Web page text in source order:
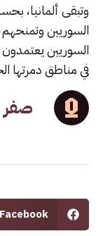
وتبقى ألمانيا،
السوريين
في مناطق دمرتها
صفر
Facebook